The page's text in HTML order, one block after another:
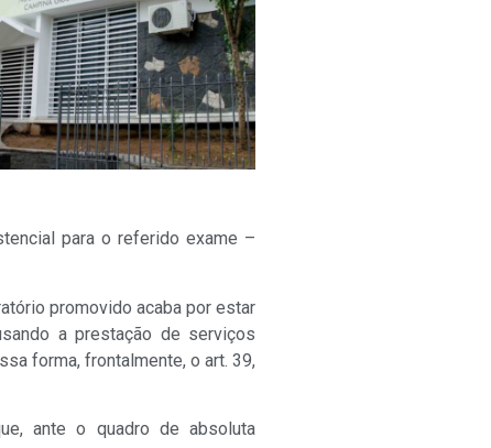
para o referido exame –
promovido acaba por estar
a prestação de serviços
forma, frontalmente, o art. 39,
ante o quadro de absoluta